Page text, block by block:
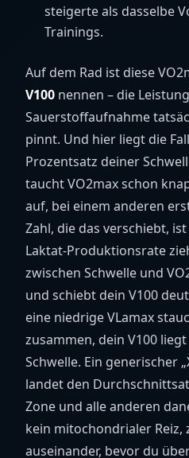
steigerte als dasselbe
Trainings.
Auf dem Rad ist diese
V100 nennen – die
Sauerstoffaufnahme
pinnt. Und hier liegt die
Prozentsatz deiner
taucht VO2max schon
auf, bei einem anderen
Zahl, die das verschiebt, ist
Laktat-Produktionsrate
zwischen Schwelle und
und schiebt dein V100
eine niedrige VLamax
zusammen, dein V100
Schwelle. Ein generischer
landet den
Zone und alle anderen
kein mitochondrialer
auseinander, bevor du